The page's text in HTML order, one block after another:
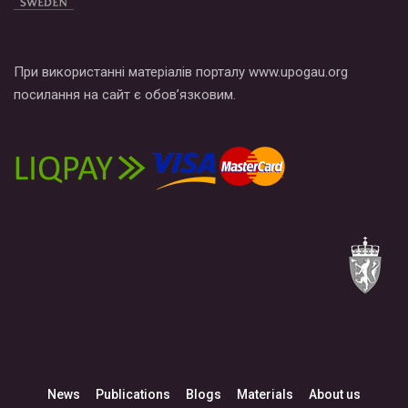
При використанні матеріалів порталу www.upogau.org
посилання на сайт є обов’язковим.
News Publications Blogs Materials About us